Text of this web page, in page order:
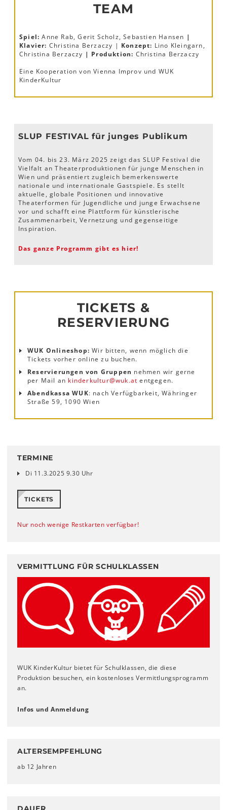
TEAM
Spiel: Anne Rab, Gerit Scholz, Sebastien Hansen |
Klavier: Christina Berzaczy | Konzept: Lino Kleingarn,
Christina Berzaczy | Produktion: Christina Berzaczy
Eine Kooperation von Vienna Improv und WUK
KinderKultur
SLUP FESTIVAL für junges Publikum
Vom 04. bis 23. März 2025 zeigt das SLUP Festival die
Vielfalt an Theaterproduktionen für junge Menschen in
Wien und präsentiert zugleich bemerkenswerte
nationale und internationale Gastspiele. Es stellt
aktuelle, globale Positionen und innovative
Theaterformen für Jugendliche und junge Erwachsene
vor und schafft eine Plattform für künstlerische
Zusammenarbeit, Vernetzung und gegenseitige
Inspiration.
Das ganze Programm gibt es hier!
TICKETS &
RESERVIERUNG
WUK Onlineshop:Wir bitten, wenn möglich die
Tickets vorher online zu buchen.
Reservierungen von Gruppen nehmen wir gerne
per Mail an kinderkultur@wuk.at entgegen.
Abendkassa WUK: nach Verfügbarkeit, Währinger
Straße 59, 1090 Wien
TERMINE
Di 11.3.2025 9.30 Uhr
TICKETS
Nur noch wenige Restkarten verfügbar!
VERMITTLUNG FÜR SCHULKLASSEN
WUK KinderKultur bietet für Schulklassen, die diese
Produktion besuchen, ein kostenloses Vermittlungsprogramm
an.
Infos und Anmeldung
ALTERSEMPFEHLUNG
ab 12 Jahren